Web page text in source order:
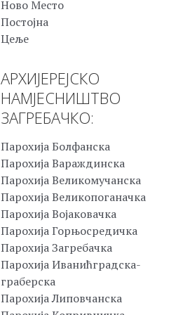
Ново Место
Постојна
Цеље
АРХИЈЕРЕЈСКО
НАМЈЕСНИШТВО
ЗАГРЕБАЧКО:
Парохија Болфанска
Парохија Вараждинска
Парохија Великомучанска
Парохија Великопоганачка
Парохија Војаковачка
Парохија Горњосредичка
Парохија Загребачка
Парохија Иванићградска-
граберска
Парохија Липовчанска